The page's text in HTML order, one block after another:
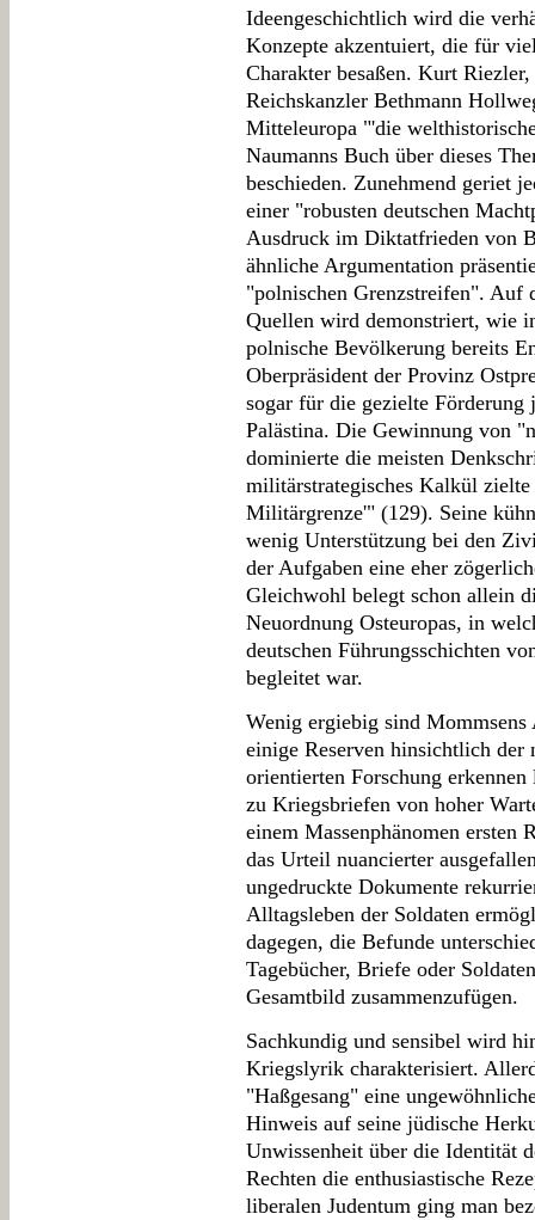
Ideengeschichtlich wird die
Konzepte akzentuiert, die für
Charakter besaßen. Kurt
Reichskanzler Bethmann
Mitteleuropa "'die
Naumanns Buch über dieses
beschieden. Zunehmend geriet
einer "robusten deutschen
Ausdruck im Diktatfrieden von
ähnliche Argumentation
"polnischen Grenzstreifen". Auf
Quellen wird demonstriert, wie
polnische Bevölkerung bereits
Oberpräsident der Provinz
sogar für die gezielte Förderung
Palästina. Die Gewinnung von
dominierte die meisten
militärstrategisches Kalkül
Militärgrenze'" (129). Seine
wenig Unterstützung bei den
der Aufgaben eine eher
Gleichwohl belegt schon allein
Neuordnung Osteuropas, in
deutschen Führungsschichten
begleitet war.
Wenig ergiebig sind
einige Reserven hinsichtlich der
orientierten Forschung
zu Kriegsbriefen von hoher
einem Massenphänomen ersten
das Urteil nuancierter
ungedruckte Dokumente
Alltagsleben der Soldaten
dagegen, die Befunde
Tagebücher, Briefe oder
Gesamtbild zusammenzufügen.
Sachkundig und sensibel wird
Kriegslyrik charakterisiert.
"Haßgesang" eine
Hinweis auf seine jüdische
Unwissenheit über die Identität
Rechten die enthusiastische
liberalen Judentum ging man